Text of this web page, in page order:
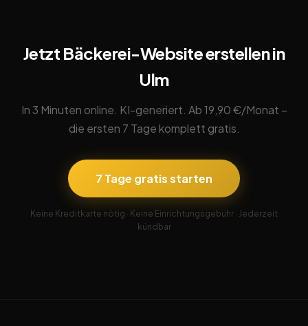
Jetzt Bäckerei-Website erstellen in
Ulm
In 3 Minuten online. KI-generiert. Ab 19,90 €/Monat –
die ersten 7 Tage komplett gratis.
7 Tage gratis starten
Keine Kreditkarte nötig · Keine Einrichtungsgebühr · Jederzeit
kündbar